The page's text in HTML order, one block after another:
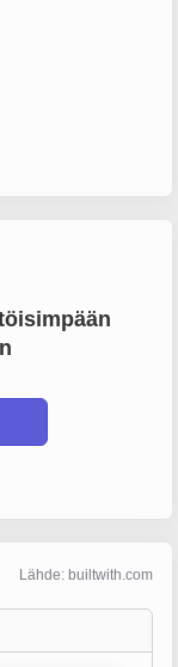
Lähde: builtwith.com